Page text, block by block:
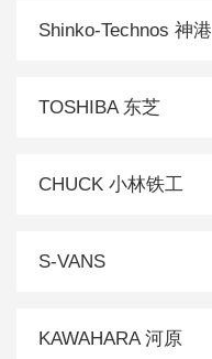
Shinko-Technos 神港
TOSHIBA 东芝
CHUCK 小林铁工
S-VANS
KAWAHARA 河原